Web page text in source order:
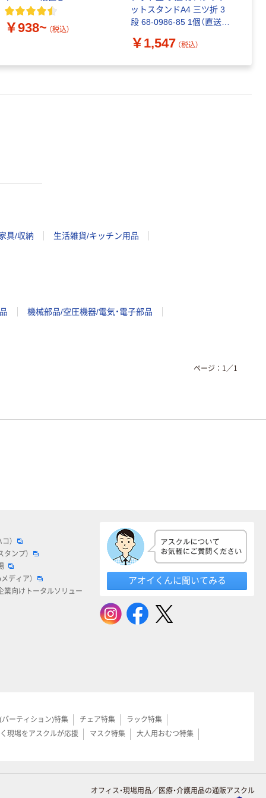
￥938~ （税込）
ットスタンドA4 三ツ折 3
段 68-0986-85 1個（直送
￥1,547 （税込）
具/収納 生活雑貨/キッチン用品
機械部品/空圧機器/電気・電子部品
ページ： 1 ／1
）
タンプ）
ディア）
業向けトータルソリュー
アオイくんに聞いてみる
ーティション)特集 チェア特集
ラック特集
現場をアスクルが応援
マスク特集 大人用おむつ特集
オフィス・現場用品／医療・介護用品の通販アスクル